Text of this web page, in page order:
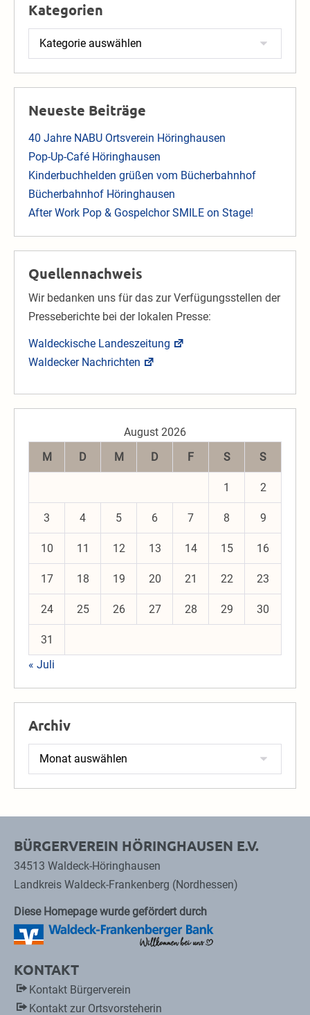
Kategorien
Kategorien
Neueste Beiträge
40 Jahre NABU Ortsverein Höringhausen
Pop-Up-Café Höringhausen
Kinderbuchhelden grüßen vom Bücherbahnhof
Bücherbahnhof Höringhausen
After Work Pop & Gospelchor SMILE on Stage!
Quellennachweis
Wir bedanken uns für das zur Verfügungsstellen der
Presseberichte bei der lokalen Presse:
Waldeckische Landeszeitung
Waldecker Nachrichten
August 2026
M
D M D F S S
1 2
3 4 5 6 7 8 9
10 11 12 13 14 15 16
17 18 19 20 21 22 23
24 25 26 27 28 29 30
31
« Juli
Archiv
Archiv
BÜRGERVEREIN HÖRINGHAUSEN E.V.
34513 Waldeck-Höringhausen
Landkreis Waldeck-Frankenberg (Nordhessen)
Diese Homepage wurde gefördert durch
KONTAKT
Kontakt Bürgerverein
Kontakt zur Ortsvorsteherin